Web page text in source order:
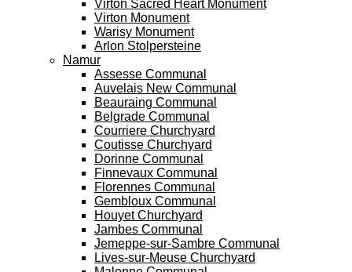
Virton Sacred Heart Monument
Virton Monument
Warisy Monument
Arlon Stolpersteine
Namur
Assesse Communal
Auvelais New Communal
Beauraing Communal
Belgrade Communal
Courriere Churchyard
Coutisse Churchyard
Dorinne Communal
Finnevaux Communal
Florennes Communal
Gembloux Communal
Houyet Churchyard
Jambes Communal
Jemeppe-sur-Sambre Communal
Lives-sur-Meuse Churchyard